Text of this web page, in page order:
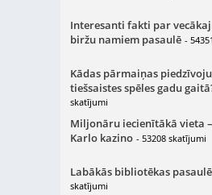
Interesanti fakti par
biržu namiem pasaulē -
Kādas pārmaiņas
tiešsaistes spēles gadu
skatījumi
Miljonāru iecienītākā vieta
Karlo kazino - 53208 skatījumi
Labākās bibliotēkas pasaulē
skatījumi